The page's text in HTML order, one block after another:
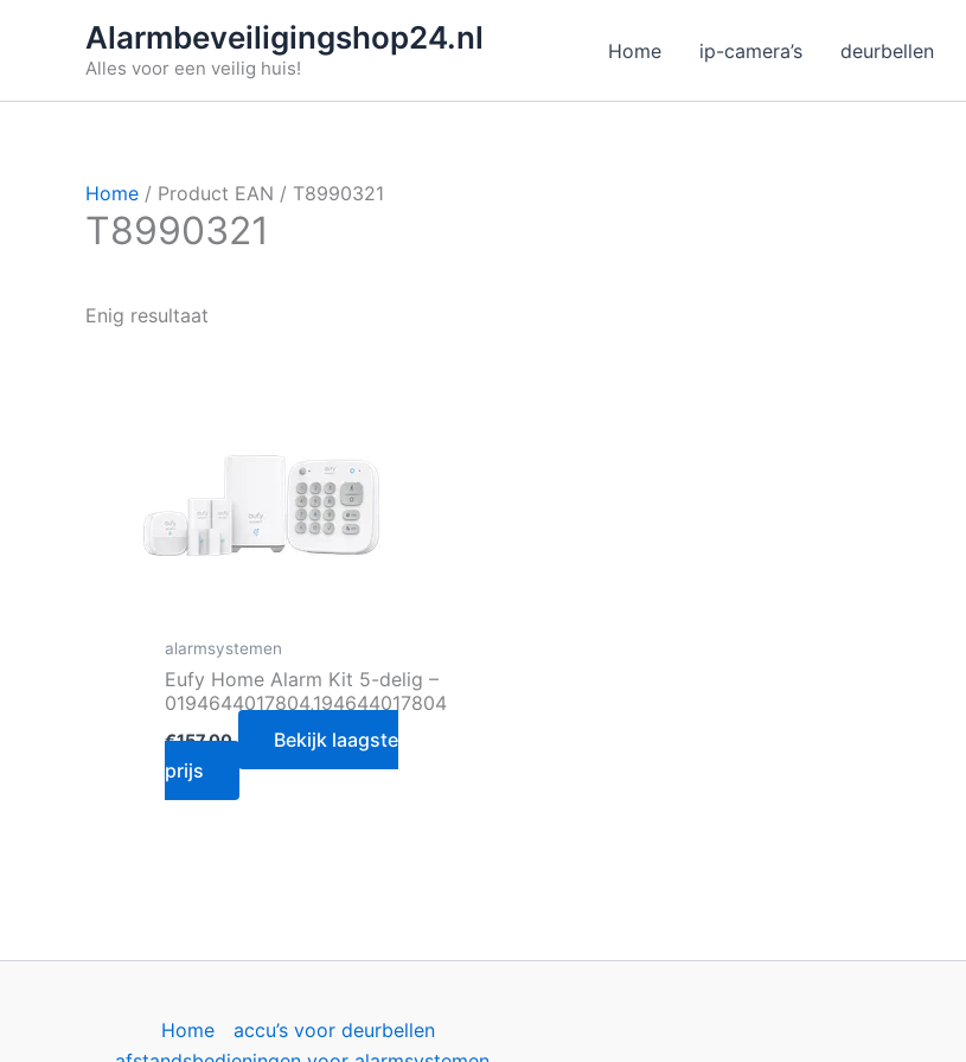
inhoud
Alarmbeveiligingshop24.nl
Alles voor een veilig huis!
Home ip-camera’s deurbellen
Home / Product EAN / T8990321
T8990321
Enig resultaat
alarmsystemen
Eufy Home Alarm Kit 5-delig –
0194644017804,194644017804
€157.00
Bekijk laagste
prijs
Home
accu’s voor deurbellen